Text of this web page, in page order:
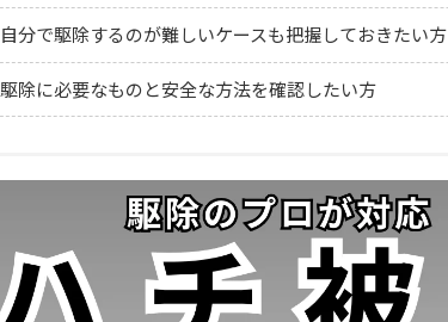
自分で駆除するのが難しいケースも把握しておきたい方
駆除に必要なものと安全な方法を確認したい方